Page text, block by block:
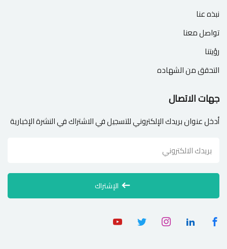
نبذه عنا
تواصل معنا
رؤيتنا
التحقق من الشهاده
جهات الاتصال
أدخل عنوان بريدك الإلكتروني للتسجيل في الاشتراك في النشرة الإخبارية
الإشتراك